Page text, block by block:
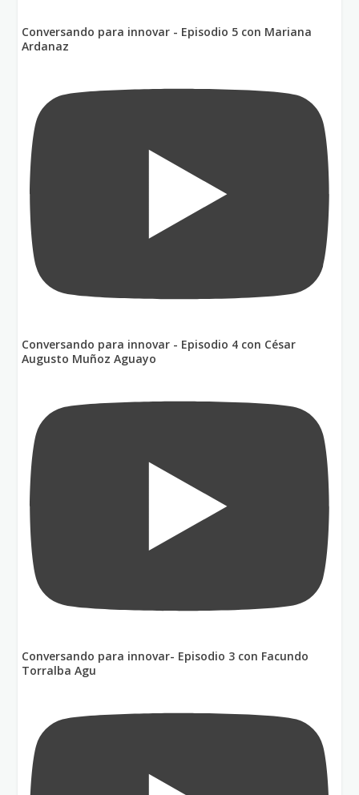
Conversando para innovar - Episodio 5 con Mariana
Ardanaz
Conversando para innovar - Episodio 4 con César
Augusto Muñoz Aguayo
Conversando para innovar- Episodio 3 con Facundo
Torralba Agu